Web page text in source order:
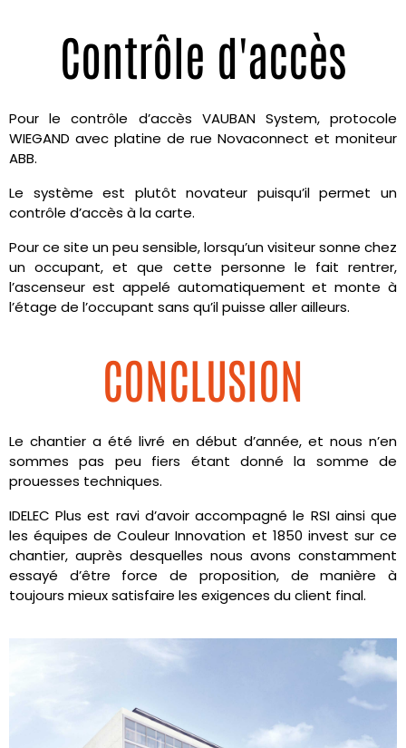
Contrôle d'accès
Pour le contrôle d’accès VAUBAN System, protocole
WIEGAND avec platine de rue Novaconnect et moniteur
ABB.
Le système est plutôt novateur puisqu’il permet un
contrôle d’accès à la carte.
Pour ce site un peu sensible, lorsqu’un visiteur sonne chez
un occupant, et que cette personne le fait rentrer,
l’ascenseur est appelé automatiquement et monte à
l’étage de l’occupant sans qu’il puisse aller ailleurs.
CONCLUSION
Le chantier a été livré en début d’année, et nous n’en
sommes pas peu fiers étant donné la somme de
prouesses techniques.
IDELEC Plus est ravi d’avoir accompagné le RSI ainsi que
les équipes de Couleur Innovation et 1850 invest sur ce
chantier, auprès desquelles nous avons constamment
essayé d’être force de proposition, de manière à
toujours mieux satisfaire les exigences du client final.